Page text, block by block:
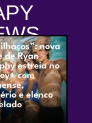
nova
de Ryan
estreia no
com
e elenco